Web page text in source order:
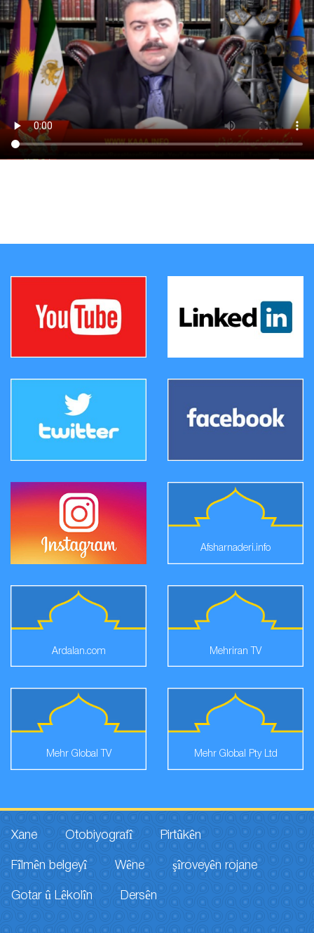
Afsharnaderi.info
Ardalan.com Mehriran TV
Mehr Global TV Mehr Global Pty Ltd
Xane Otobiyografî Pirtûkên
Fîlmên belgeyî Wêne şîroveyên rojane
Gotar û Lêkolîn Dersên